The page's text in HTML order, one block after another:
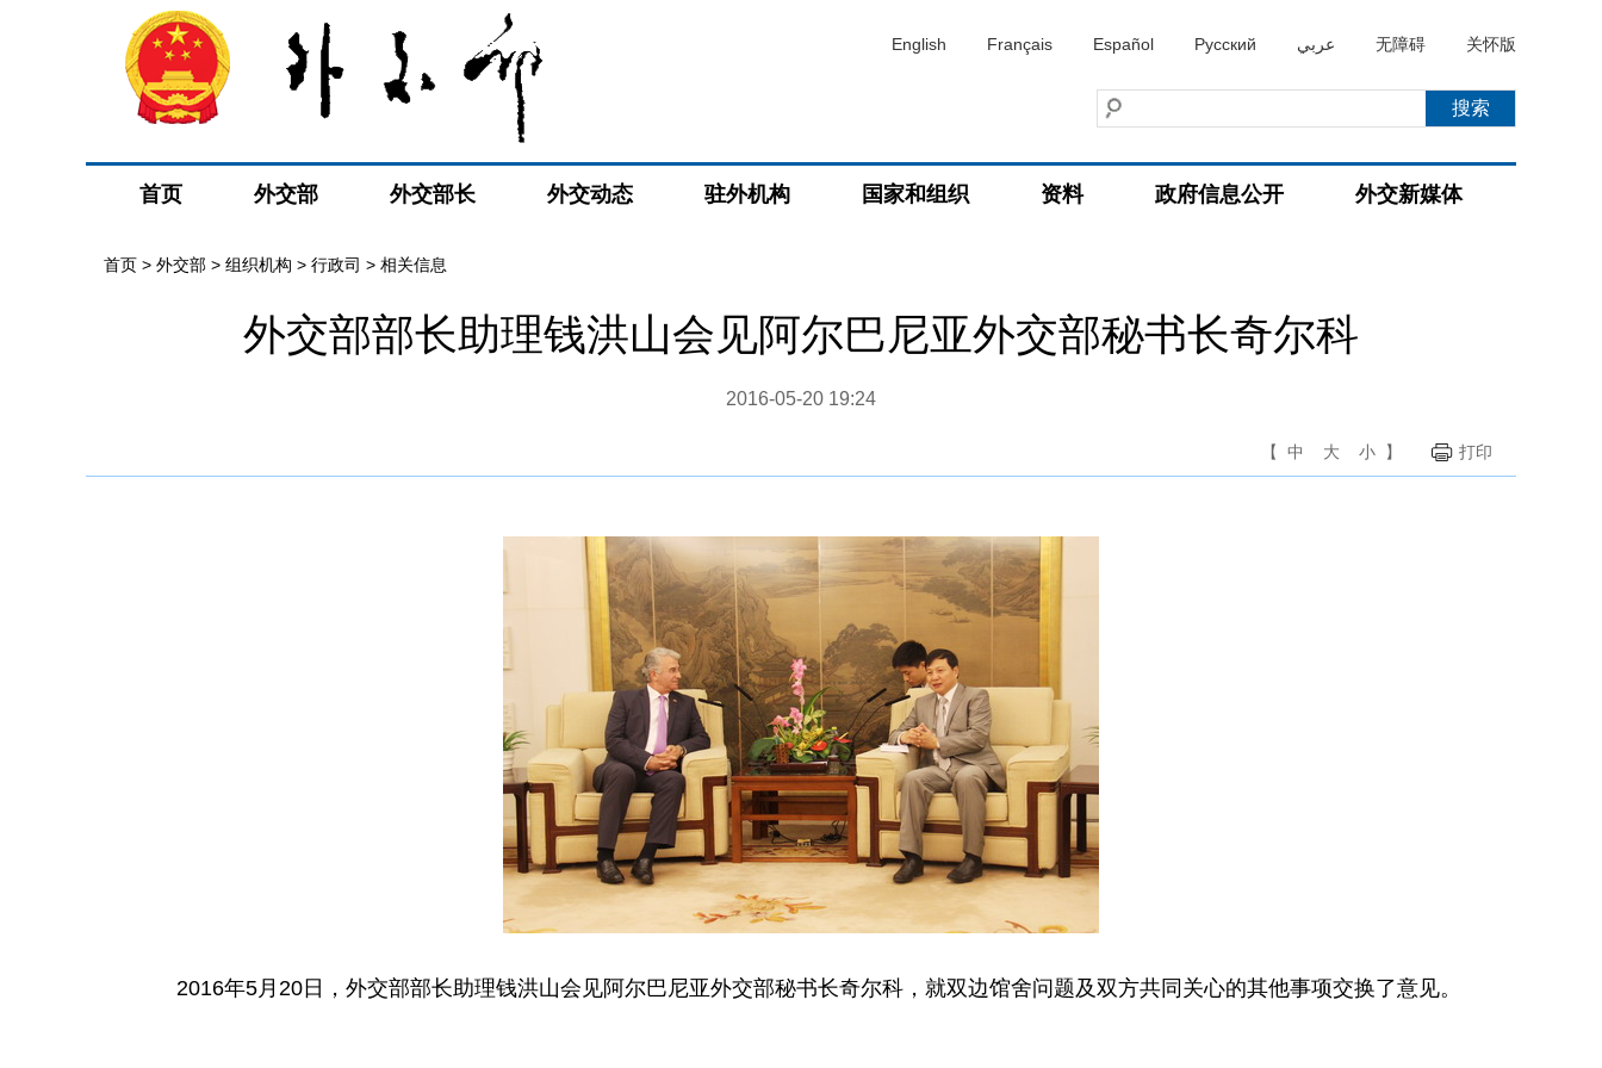
English Français Español Русский عربي 无障碍 关怀版
首页 外交部 外交部长 外交动态 驻外机构 国家和组织 资料 政府信息公开 外交新媒体
首页 > 外交部 > 组织机构 > 行政司 > 相关信息
外交部部长助理钱洪山会见阿尔巴尼亚外交部秘书长奇尔科
2016-05-20 19:24
【 中 大 小 】 打印
2016年5月20日，外交部部长助理钱洪山会见阿尔巴尼亚外交部秘书长奇尔科，就双边馆舍问题及双方共同关心的其他事项交换了意见。